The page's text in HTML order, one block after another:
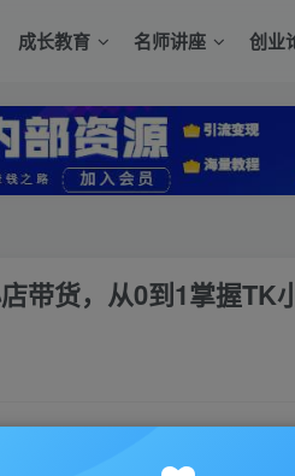
成长教育 名师讲座 创业
带货，从0到1掌握TK
SHOP小店实战训练营》海外小店